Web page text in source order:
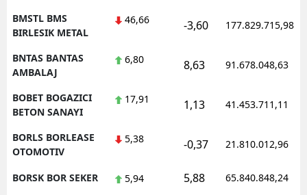
BMSTL BMS
BIRLESIK METAL
46,66 -3,60 177.829.715,98
BNTAS BANTAS
AMBALAJ
6,80 8,63 91.678.048,63
BOBET BOGAZICI
BETON SANAYI
17,91 1,13 41.453.711,11
BORLS BORLEASE
OTOMOTIV
5,38 -0,37 21.810.012,96
BORSK BOR SEKER 5,94 5,88 65.840.848,24